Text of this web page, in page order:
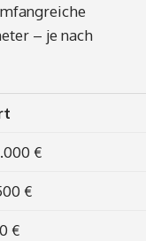
– je nach
€
€
€